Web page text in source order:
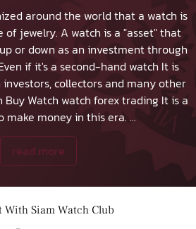
around the world that a watch is
of jewelry. A watch is a "asset" that
or down as an investment through
if it's a second-hand watch It is
collectors and many other
Buy Watch watch forex trading It is a
make money in this era. ...
read more
With Siam Watch Club